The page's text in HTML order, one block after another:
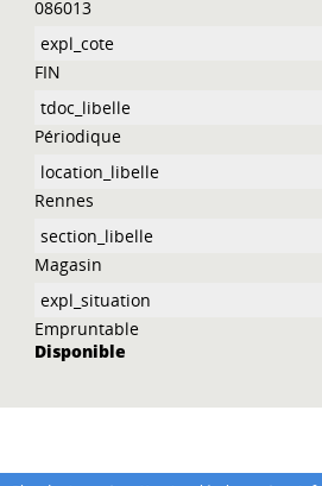
086013
FIN
Périodique
Rennes
Magasin
Empruntable
Disponible